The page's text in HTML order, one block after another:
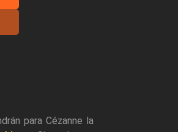
para Cézanne la